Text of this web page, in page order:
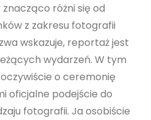
różni się od
z zakresu fotografii
wskazuje, reportaż jest
wydarzeń. W tym
o ceremonię
oficjalne podejście do
fotografii. Ja osobiście